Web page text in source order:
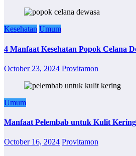
Kesehatan Umum
4 Manfaat Kesehatan Popok Celana
October 23, 2024 Provitamon
Umum
Manfaat Pelembab untuk Kulit
October 16, 2024 Provitamon